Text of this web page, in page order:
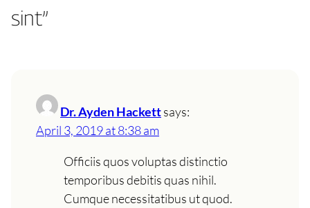
sint”
Dr. Ayden Hackettsays:
April 3, 2019 at 8:38 am
Officiis quos voluptas distinctio
temporibus debitis quas nihil.
Cumque necessitatibus ut quod.